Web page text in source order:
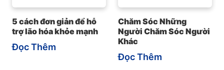
5 cách đơn giản để hỗ
trợ lão hóa khỏe mạnh
Đọc Thêm
Chăm Sóc Những
Người Chăm Sóc Người
Khác
Đọc Thêm